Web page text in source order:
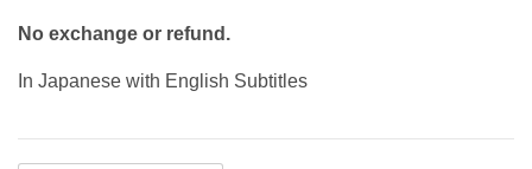
No exchange or refund.
In Japanese with English Subtitles